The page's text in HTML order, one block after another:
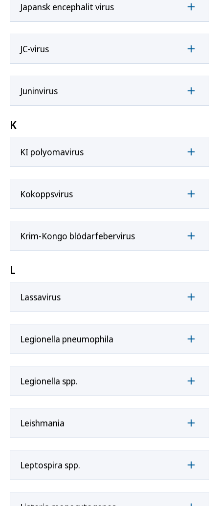
Japansk encephalit virus
JC-virus
Juninvirus
K
KI polyomavirus
Kokoppsvirus
Krim-Kongo blödarfebervirus
L
Lassavirus
Legionella pneumophila
Legionella spp.
Leishmania
Leptospira spp.